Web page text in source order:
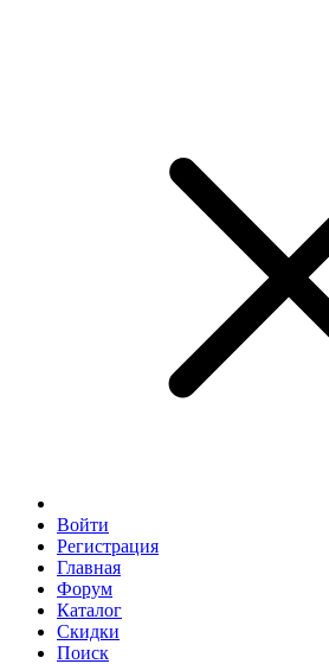
Войти
Регистрация
Главная
Форум
Каталог
Скидки
Поиск